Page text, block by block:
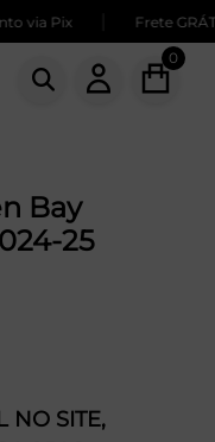
| Frete GRÁTIS
0
Bay
25
NO SITE,